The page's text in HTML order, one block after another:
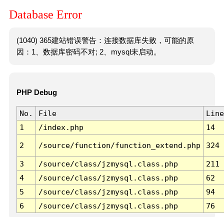
Database Error
(1040) 365建站错误警告：连接数据库失败，可能的原
因：1、数据库密码不对; 2、mysql未启动。
PHP Debug
No. File
Line
1
/index.php 14
2 /source/function/function_extend.php 324
3 /source/class/jzmysql.class.php
211
4
/source/class/jzmysql.class.php
62
5
/source/class/jzmysql.class.php
94
6
/source/class/jzmysql.class.php 76